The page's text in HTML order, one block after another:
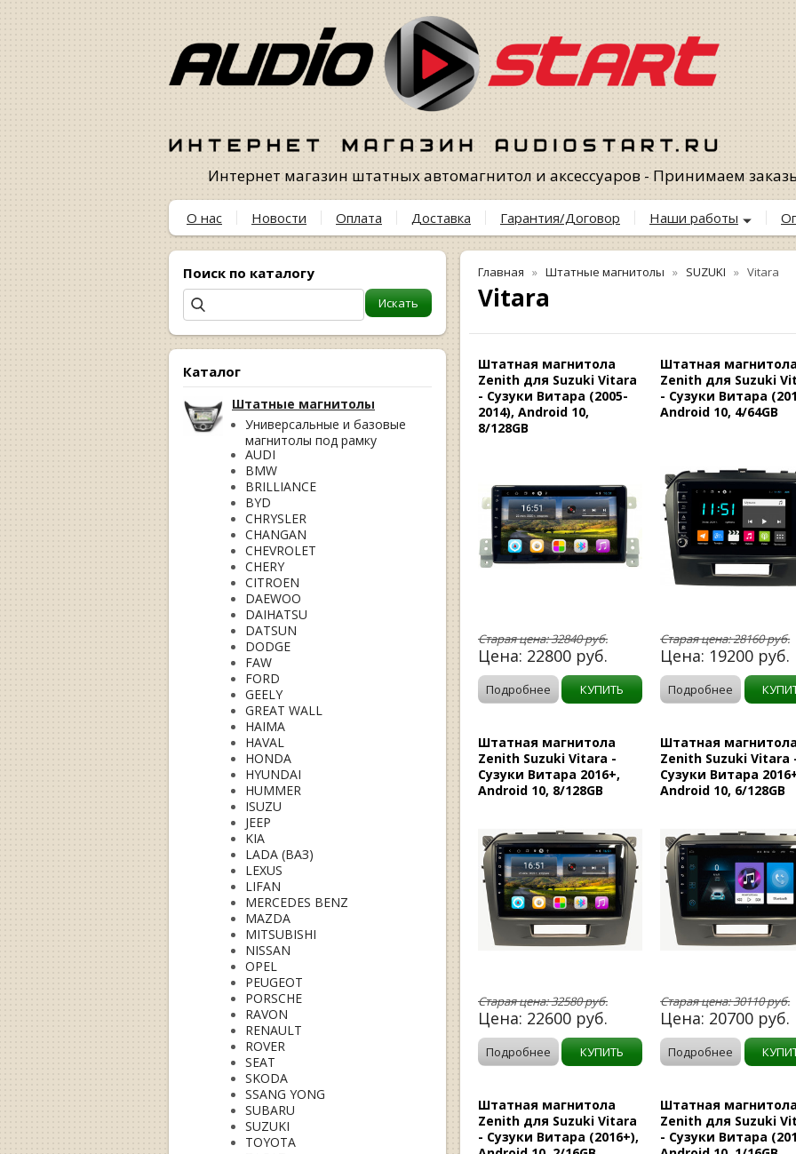
Интернет магазин штатных автомагнитол и аксессуаров - Принимаем
О нас Новости Оплата Доставка Гарантия/Договор Наши работы
Поиск по каталогу
Каталог
Штатные магнитолы
Универсальные и базовые
магнитолы под рамку
AUDI
BMW
BRILLIANCE
BYD
CHRYSLER
CHANGAN
CHEVROLET
CHERY
CITROEN
DAEWOO
DAIHATSU
DATSUN
DODGE
FAW
FORD
GEELY
GREAT WALL
HAIMA
HAVAL
HONDA
HYUNDAI
HUMMER
ISUZU
JEEP
KIA
LADA (ВАЗ)
LEXUS
LIFAN
MERCEDES BENZ
MAZDA
MITSUBISHI
NISSAN
OPEL
PEUGEOT
PORSCHE
RAVON
RENAULT
ROVER
SEAT
SKODA
SSANG YONG
SUBARU
SUZUKI
TOYOTA
Главная Штатные магнитолы SUZUKI Vitara
Vitara
Штатная магнитола
Zenith для Suzuki Vitara
- Сузуки Витара (2005-
2014), Android 10,
8/128GB
Старая цена:32840руб.
Цена: 22800 руб.
Подробнее КУПИТЬ
Штатная
Zenith для Suzuki
- Сузуки Витара
Android 10, 4/64GB
Старая цена:28160руб.
Цена: 19200 руб.
Подробнее
Штатная магнитола
Zenith Suzuki Vitara -
Сузуки Витара 2016+,
Android 10, 8/128GB
Старая цена:32580руб.
Цена: 22600 руб.
Подробнее КУПИТЬ
Штатная
Zenith Suzuki Vitara
Сузуки Витара
Android 10, 6/128GB
Старая цена:30110руб.
Цена: 20700 руб.
Подробнее
Штатная магнитола
Zenith для Suzuki Vitara
- Сузуки Витара (2016+),
Штатная
Zenith для Suzuki
- Сузуки Витара